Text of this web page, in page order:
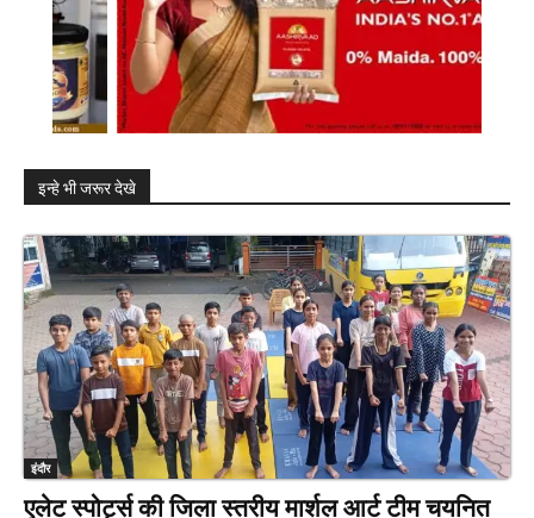
इन्हे भी जरूर देखे
इंदौर
एलेट स्पोर्ट्स की जिला स्तरीय मार्शल आर्ट टीम चयनित